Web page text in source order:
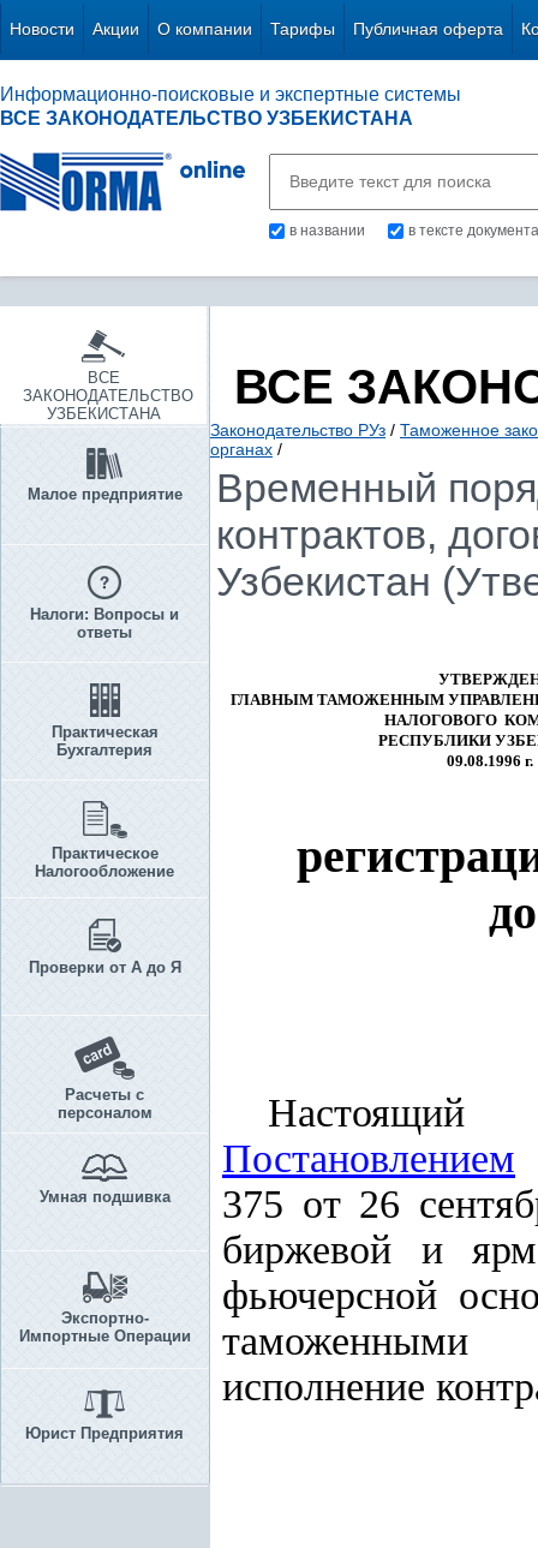
Новости Акции О компании Тарифы Публичная оферта
Информационно-поисковые и экспертные системы
ВСЕ ЗАКОНОДАТЕЛЬСТВО УЗБЕКИСТАНА
в названии в тексте документа
ВСЕ
ЗАКОНОДАТЕЛЬСТВО
УЗБЕКИСТАНА
Малое предприятие
Налоги: Вопросы и
ответы
Практическая
Бухгалтерия
Практическое
Налогообложение
Проверки от А до Я
Расчеты с
персоналом
Умная подшивка
Экспортно-
Импортные Операции
Юрист Предприятия
ВСЕ
Законодательство РУз / Таможенное
органах /
Временный
контрактов,
Узбекистан
ГЛАВНЫМ ТАМОЖЕННЫМ
НАЛОГОВОГО
РЕСПУБЛИКИ
09.08.1996 г.
Настоящий
Постановлением
375 от 26
биржевой и
фьючерсной
таможенными
исполнение